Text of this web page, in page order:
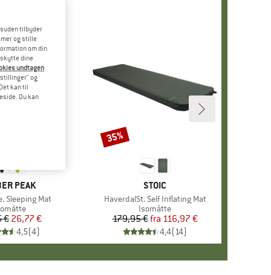
PEAK
Sleeping Mat
Pris
€Nedsat pris
26,77 €
4,5(4)
MÆRKE
STOIC
Artikel
HaverdalSt. Self Inflating Mat
Produktgruppe
Isomåtte
Pris
179,95 € Nedsat pris
fra 116,97 €
4,4(14)
Rabat
35%
tilbyder
og stille
om din
dine
undtagen
og
kan til
Du kan